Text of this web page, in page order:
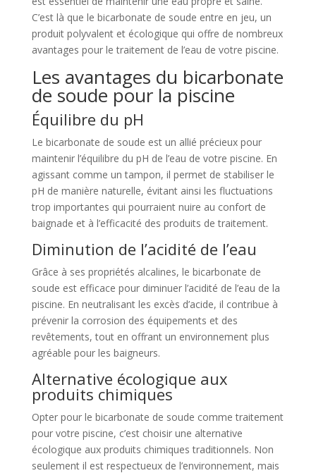
C’est là que le bicarbonate de soude entre en jeu, un
produit polyvalent et écologique qui offre de nombreux
avantages pour le traitement de l’eau de votre piscine.
Les avantages du bicarbonate
de soude pour la piscine
Équilibre du pH
Le bicarbonate de soude est un allié précieux pour
maintenir l’équilibre du pH de l’eau de votre piscine. En
agissant comme un tampon, il permet de stabiliser le
pH de manière naturelle, évitant ainsi les fluctuations
trop importantes qui pourraient nuire au confort de
baignade et à l’efficacité des produits de traitement.
Diminution de l’acidité de l’eau
Grâce à ses propriétés alcalines, le bicarbonate de
soude est efficace pour diminuer l’acidité de l’eau de la
piscine. En neutralisant les excès d’acide, il contribue à
prévenir la corrosion des équipements et des
revêtements, tout en offrant un environnement plus
agréable pour les baigneurs.
Alternative écologique aux
produits chimiques
Opter pour le bicarbonate de soude comme traitement
pour votre piscine, c’est choisir une alternative
écologique aux produits chimiques traditionnels. Non
seulement il est respectueux de l’environnement, mais